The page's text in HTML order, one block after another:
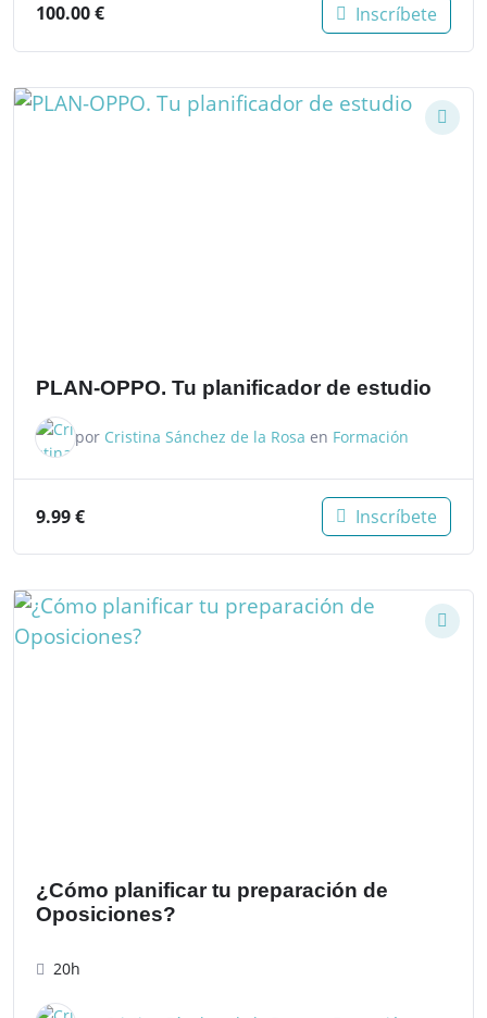
100.00€ Inscríbete
PLAN-OPPO. Tu planificador de estudio
por Cristina Sánchez de la Rosa en Formación
9.99€ Inscríbete
¿Cómo planificar tu preparación de
Oposiciones?
20h